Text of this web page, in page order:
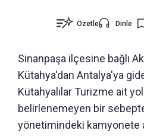
Özetle Dinle
Sinanpaşa ilçesine bağlı
Kütahya'dan Antalya'ya
Kütahyalılar Turizme ait
belirlenemeyen bir
yönetimindeki kamyonete